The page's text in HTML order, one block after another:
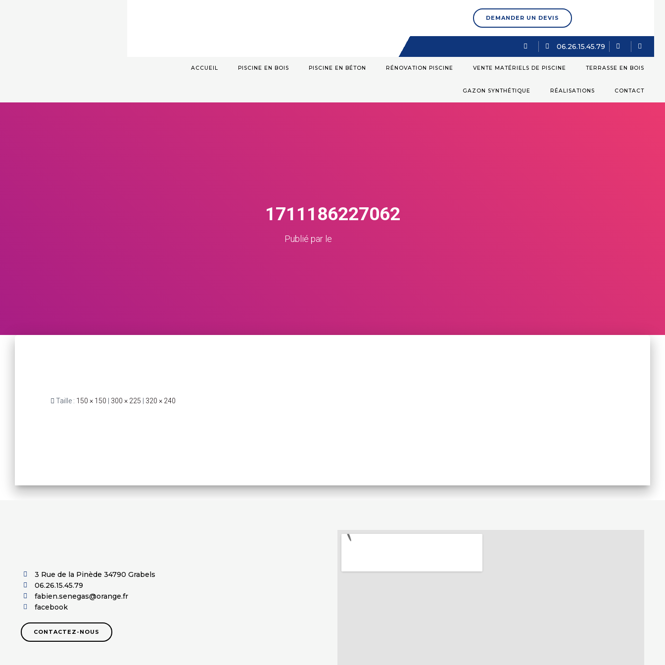
DEMANDER UN DEVIS
06.26.15.45.79
ACCUEIL PISCINE EN BOIS PISCINE EN BÉTON RÉNOVATION PISCINE VENTE MATÉRIELS DE PISCINE TERRASSE EN BOIS
GAZON SYNTHÉTIQUE RÉALISATIONS CONTACT
1711186227062
Publié par le
Taille : 150 × 150 300 × 225 320 × 240
3 Rue de la Pinède 34790 Grabels
06.26.15.45.79
fabien.senegas@orange.fr
facebook
CONTACTEZ-NOUS